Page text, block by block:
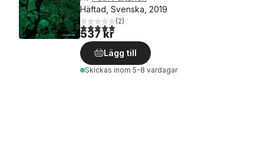
Häftad, Svenska, 2019
5,0utav 5 stjärnor. Totalt antal röster:
(2)
537 kr
Lägg till
Skickas inom 5-8 vardagar